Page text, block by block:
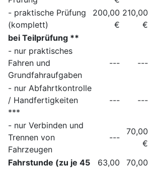
- praktische Prüfung
(komplett)
200,00
€
210,00
€
bei Teilprüfung **
- nur praktisches
Fahren und
Grundfahraufgaben
--- ---
- nur Abfahrtkontrolle
/ Handfertigkeiten
***
--- ---
- nur Verbinden und
Trennen von
Fahrzeugen
---
70,00
€
Fahrstunde (zu je 45
63,00
70,00